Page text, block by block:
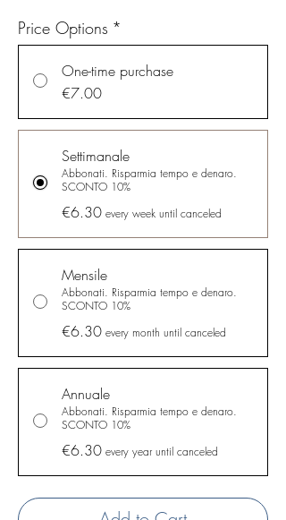
Price Options *
One-time purchase
€7.00
Settimanale
Abbonati. Risparmia tempo e denaro.
SCONTO 10%
€6.30 every week until canceled
Mensile
Abbonati. Risparmia tempo e denaro.
SCONTO 10%
€6.30 every month until canceled
Annuale
Abbonati. Risparmia tempo e denaro.
SCONTO 10%
€6.30 every year until canceled